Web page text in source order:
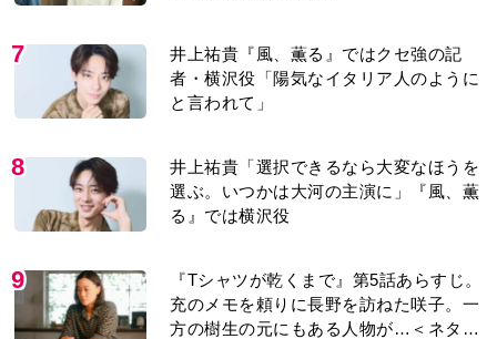
7
井上祐貴『風、薫る』ではクセ強の記
者・横沢役「陽気なイタリア人のように
と言われて」
8
井上祐貴「選択できるなら大変なほうを
選ぶ。いつかは大河の主演に」『風、薫
る』では横沢役
9
『Tシャツが乾くまで』第5話あらすじ。
充のメモを頼りに長野を訪ねた咲子。一
方の樹生の元にもある人物が…＜ネタバ